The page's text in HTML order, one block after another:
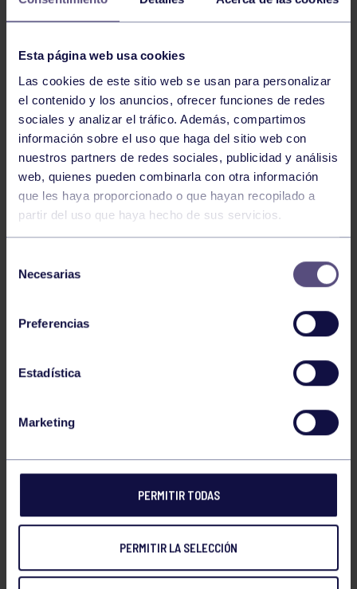
Esta página web usa cookies
Las cookies de este sitio web se usan para personalizar
el contenido y los anuncios, ofrecer funciones de redes
sociales y analizar el tráfico. Además, compartimos
información sobre el uso que haga del sitio web con
nuestros partners de redes sociales, publicidad y análisis
web, quienes pueden combinarla con otra información
que les haya proporcionado o que hayan recopilado a
partir del uso que haya hecho de sus servicios.
Necesarias
Preferencias
Estadística
Marketing
PERMITIR TODAS
PERMITIR LA SELECCIÓN
está organizado por laFederación de Gimnasia del
Real Grupo de Cultura Covadonga
La competición reunirá a jóvenes promesas de la
gimnasia artística de toda la región, que competirán
en distintas categorías. El RGCC contará con una
nutrida representación, conalrededor de 75
gimnastasque participarán en las diferentes pruebas,
demostrando el alto nivel y la dedicación del club en
Se espera una jornada emocionante, con actuaciones
deportistas a lo largo de la temporada. La entrada
talento de los futuros referentes de la gimnasia